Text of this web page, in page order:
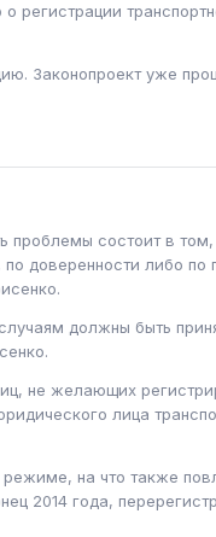
регистрации
Законопроект уже
состоит в
доверенности либо
должны быть
не желающих
лица
на что также
2014 года,